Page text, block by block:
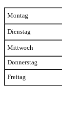
Montag
Dienstag
Mittwoch
Donnerstag
Freitag